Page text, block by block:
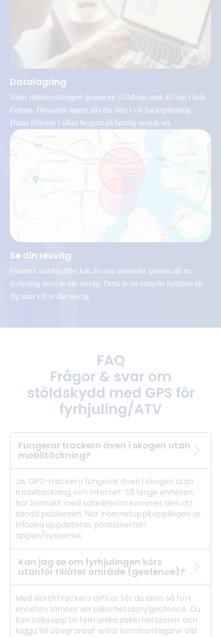
Datalagring
Säker dataöverföringen genom tre GSM-nät samt 4G-nät i hela
Europa. Dessutom lagras alla din data i vår backuplösning.
Datan förvaras i säkra bergum på hemlig svensk ort.
Se din resväg
Förutom stöldskyddet kan du som använder tjänsten till en
fyrhjuling även se din resväg. Detta är en omtyckt funktion till
dig som vill se din resväg.
FAQ
Frågor & svar om
stöldskydd med GPS för
fyrhjuling/ATV
Fungerar trackern även i skogen utan
mobiltäckning?
Ja, GPS-trackern fungerar även i skogen utan
mobiltäckning och internet. Så länge enheten
har kontakt med satelliterna kommer den att
sända positionen. När internetuppkopplingen är
tillbaka uppdateras positionerna i
appen/systemet.
Kan jag se om fyrhjulingen körs
utanför tillåtet område (geofence)?
Med NorthTrackers GPS:er får du larm så fort
enheten lämnar en säkerhetszon/geofence. Du
kan välja upp till fem unika säkerhetszoner och
lägga till obegränsat antal larmmottagare. Vid